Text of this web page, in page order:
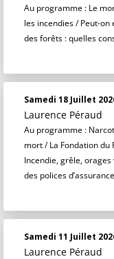
Au programme : Le
les incendies / Peut-
des forêts : quelles
Samedi 18 Juillet
Laurence Péraud
Au programme :
mort / La Fondation
Incendie, grêle,
des polices
Samedi 11 Juillet
Laurence Péraud